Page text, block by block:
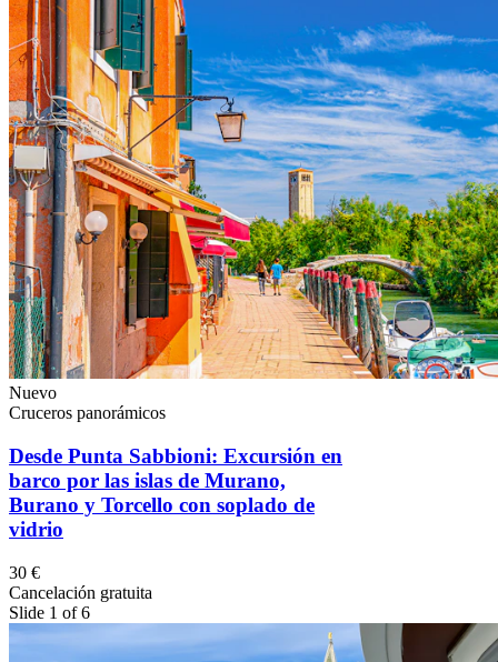
Nuevo
Cruceros panorámicos
Desde Punta Sabbioni: Excursión en
barco por las islas de Murano,
Burano y Torcello con soplado de
vidrio
30 €
Cancelación gratuita
Slide 1 of 6